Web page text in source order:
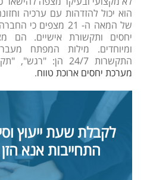
הוא יכול להזדהות עם ערכיה
של המאה ה- 21
יחסים ותקשורת אישיים. הם
ומיוחדים. מילות המפתח מעבר
התקשרות 24/7 הן: "רגש", "תקשורת", "אמפתיה" ובניית
מערכת יחסים ארוכת טווח.
לקבלת שעת ייעוץ
התחייבות אנא